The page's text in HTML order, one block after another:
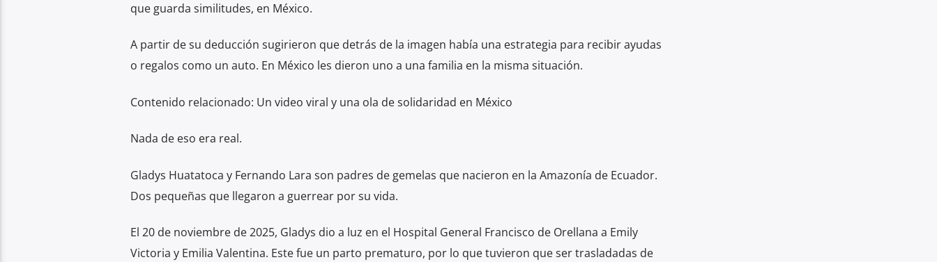
que guarda similitudes, en México.
A partir de su deducción sugirieron que detrás de la imagen había una estrategia para recibir ayudas
o regalos como un auto. En México les dieron uno a una familia en la misma situación.
Contenido relacionado: Un video viral y una ola de solidaridad en México
Nada de eso era real.
Gladys Huatatoca y Fernando Lara son padres de gemelas que nacieron en la Amazonía de Ecuador.
Dos pequeñas que llegaron a guerrear por su vida.
El 20 de noviembre de 2025, Gladys dio a luz en el Hospital General Francisco de Orellana a Emily
Victoria y Emilia Valentina. Este fue un parto prematuro, por lo que tuvieron que ser trasladadas de